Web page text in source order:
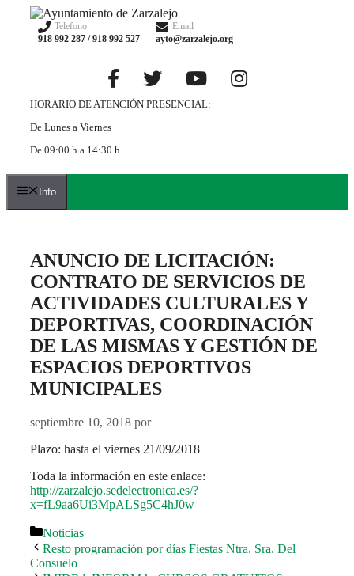
Saltar
contenido
Telefono
918 992 287 / 918 992 527
Email
ayto@zarzalejo.org
HORARIO DE ATENCIÓN PRESENCIAL:
De Lunes a Viernes
De 09:00 h a 14:30 h.
Info
ANUNCIO DE LICITACIÓN:
CONTRATO DE SERVICIOS DE
ACTIVIDADES CULTURALES Y
DEPORTIVAS, COORDINACIÓN
DE LAS MISMAS Y GESTIÓN DE
ESPACIOS DEPORTIVOS
MUNICIPALES
septiembre 10, 2018 por
Plazo: hasta el viernes 21/09/2018
Toda la información en este enlace:
http://zarzalejo.sedelectronica.es/?
x=fL9aa6Ui3MpALSg5C4hJ0w
Categorías
Noticias
Resto programación por días Fiestas Ntra. Sra. Del
Consuelo